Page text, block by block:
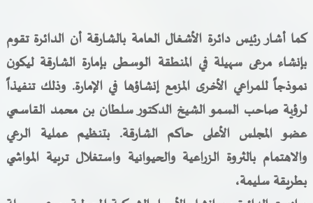
كما أشار رئيس دائرة الأشغال العامة بالشارقة أن الدائرة تقوم
بإنشاء مرعى سهيلة في المنطقة الوسطى بإمارة الشارقة ليكون
نموذجاً للمراعي الأخرى المزمع إنشاؤها في الإمارة. وذلك تنفيذاً
لرؤية صاحب السمو الشيخ الدكتور سلطان بن محمد القاسمي
عضو المجلس الأعلى حاكم الشارقة.بتنظيم عملية الرعي
والاهتمام بالثروة الزراعية والحيوانية واستغلال تربية المواشي
بطريقة سليمة،